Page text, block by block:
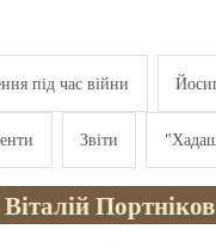
під час війни
Звіти
Віталій Портніков